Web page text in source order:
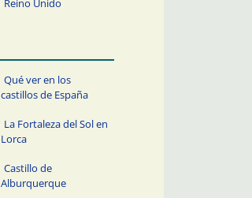
Reino Unido
Qué ver en los
castillos de España
La Fortaleza del Sol en
Lorca
Castillo de
Alburquerque